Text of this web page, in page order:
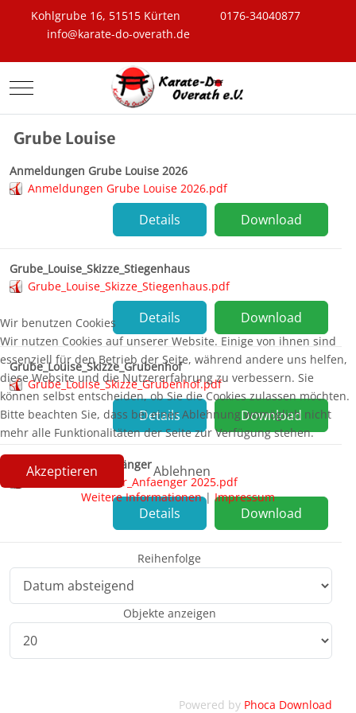
Kohlgrube 16, 51515 Kürten
0176-34040877
info@karate-do-overath.de
Mobile Menu Toggle
Grube Louise
Anmeldungen Grube Louise 2026
Anmeldungen Grube Louise 2026.pdf
Download
Details
Grube_Louise_Skizze_Stiegenhaus
Grube_Louise_Skizze_Stiegenhaus.pdf
Download
Details
Grube_Louise_Skizze_Grubenhof
Grube_Louise_Skizze_Grubenhof.pdf
Download
Details
Grube Louise für Anfänger
Grube_Louise_fuer_Anfaenger 2025.pdf
Download
Details
Reihenfolge
Objekte anzeigen
Powered by Phoca Download
Wir benutzen Cookies
Wir nutzen Cookies auf unserer Website. Einige von ihnen sind
essenziell für den Betrieb der Seite, während andere uns helfen,
diese Website und die Nutzererfahrung zu verbessern. Sie
können selbst entscheiden, ob Sie die Cookies zulassen möchten.
Bitte beachten Sie, dass bei einer Ablehnung womöglich nicht
mehr alle Funktionalitäten der Seite zur Verfügung stehen.
Akzeptieren Ablehnen
Weitere Informationen| Impressum